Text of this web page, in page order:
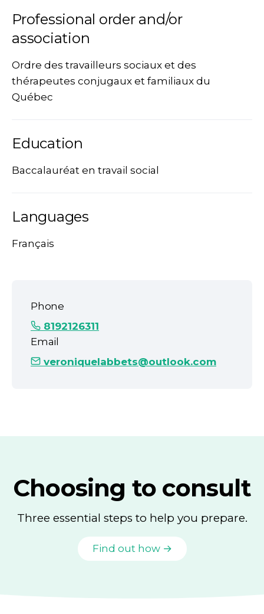
Professional order and/or
association
Ordre des travailleurs sociaux et des
thérapeutes conjugaux et familiaux du
Québec
Education
Baccalauréat en travail social
Languages
Français
Phone
8192126311
Email
veroniquelabbets@outlook.com
Choosing to consult
Three essential steps to help you prepare.
Find out how →